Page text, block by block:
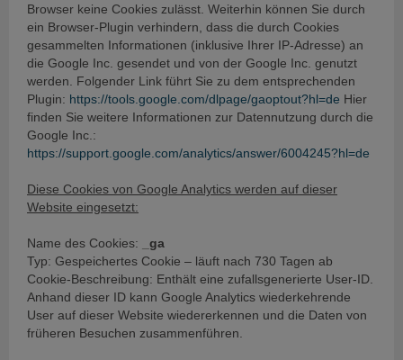
Browser keine Cookies zulässt. Weiterhin können Sie durch
ein Browser-Plugin verhindern, dass die durch Cookies
gesammelten Informationen (inklusive Ihrer IP-Adresse) an
die Google Inc. gesendet und von der Google Inc. genutzt
werden. Folgender Link führt Sie zu dem entsprechenden
Plugin: https://tools.google.com/dlpage/gaoptout?hl=de Hier
finden Sie weitere Informationen zur Datennutzung durch die
Google Inc.:
https://support.google.com/analytics/answer/6004245?hl=de
Diese Cookies von Google Analytics werden auf dieser
Website eingesetzt:
Name des Cookies:
_ga
Typ: Gespeichertes Cookie – läuft nach 730 Tagen ab
Cookie-Beschreibung: Enthält eine zufallsgenerierte User-ID.
Anhand dieser ID kann Google Analytics wiederkehrende
User auf dieser Website wiedererkennen und die Daten von
früheren Besuchen zusammenführen.